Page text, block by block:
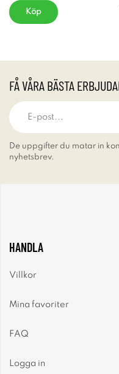
Köp
FÅ VÅRA BÄSTA
De uppgifter du matar in
nyhetsbrev.
HANDLA
Villkor
Mina favoriter
FAQ
Logga in